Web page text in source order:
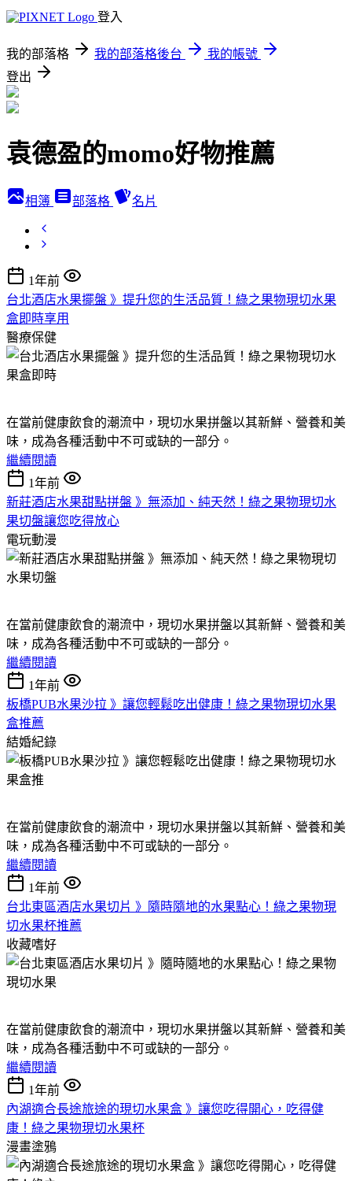
登入
我的部落格 我的部落格後台
我的帳號
登出
袁德盈的momo好物推薦
相簿 部落格 名片
1年前
台北酒店水果擺盤 》提升您的生活品質！綠之果物現切水果
盒即時享用
醫療保健
在當前健康飲食的潮流中，現切水果拼盤以其新鮮、營養和美
味，成為各種活動中不可或缺的一部分。
繼續閱讀
1年前
新莊酒店水果甜點拼盤 》無添加、純天然！綠之果物現切水
果切盤讓您吃得放心
電玩動漫
在當前健康飲食的潮流中，現切水果拼盤以其新鮮、營養和美
味，成為各種活動中不可或缺的一部分。
繼續閱讀
1年前
板橋PUB水果沙拉 》讓您輕鬆吃出健康！綠之果物現切水果
盒推薦
結婚紀錄
在當前健康飲食的潮流中，現切水果拼盤以其新鮮、營養和美
味，成為各種活動中不可或缺的一部分。
繼續閱讀
1年前
台北東區酒店水果切片 》隨時隨地的水果點心！綠之果物現
切水果杯推薦
收藏嗜好
在當前健康飲食的潮流中，現切水果拼盤以其新鮮、營養和美
味，成為各種活動中不可或缺的一部分。
繼續閱讀
1年前
內湖適合長途旅途的現切水果盒 》讓您吃得開心，吃得健
康！綠之果物現切水果杯
漫畫塗鴉